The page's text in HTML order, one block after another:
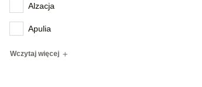
Alzacja
Apulia
Wczytaj więcej